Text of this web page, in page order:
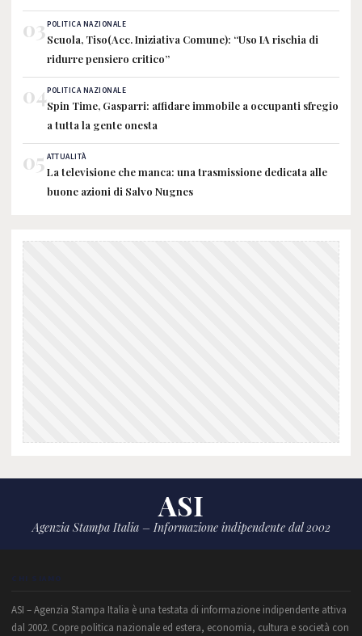
03POLITICA NAZIONALE
Scuola, Tiso(Acc. Iniziativa Comune): “Uso IA rischia di
ridurre pensiero critico”
04POLITICA NAZIONALE
Spin Time, Gasparri: affidare immobile a occupanti sfregio
a tutta la gente onesta
05 ATTUALITÀ
La televisione che manca: una trasmissione dedicata alle
buone azioni di Salvo Nugnes
ASI
Agenzia Stampa Italia – Informazione indipendente dal 2002
CHI SIAMO
ASI – Agenzia Stampa Italia è una testata di informazione indipendente attiva
dal 2002. Copre politica nazionale ed estera, economia, cultura e società con